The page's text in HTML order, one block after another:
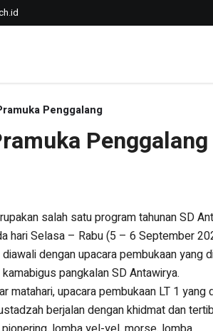
Penggalang
Penggalang
salah satu program tahunan SD
hari Selasa – Rabu (5 – 6 September
dengan upacara pembukaan yang
pangkalan SD Antawirya.
matahari, upacara pembukaan LT 1 yang
berjalan dengan khidmat dan